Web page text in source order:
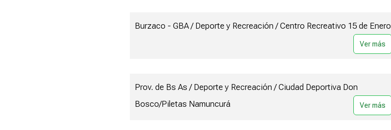
Burzaco - GBA / Deporte y Recreación / Centro Recreativo 15 de Enero
Prov. de Bs As / Deporte y Recreación / Ciudad Deportiva Don
Bosco/Piletas Namuncurá